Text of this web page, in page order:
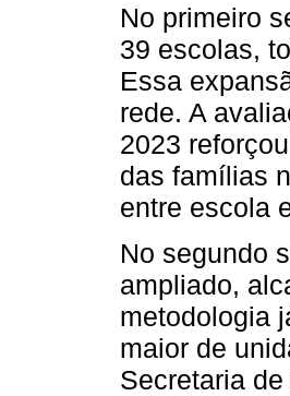
No primeiro
39 escolas,
Essa
rede. A
2023
das famílias
entre escola
No segundo
ampliado,
metodologia
maior de
Secretaria